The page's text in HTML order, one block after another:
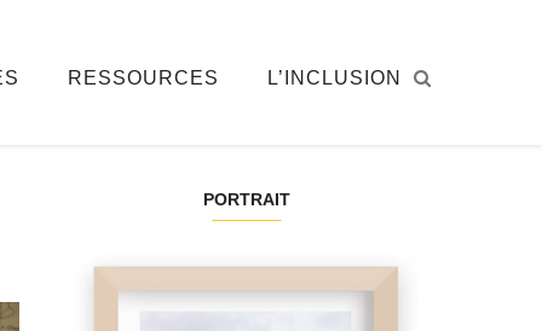
RESSOURCES L’INCLUSION
PORTRAIT